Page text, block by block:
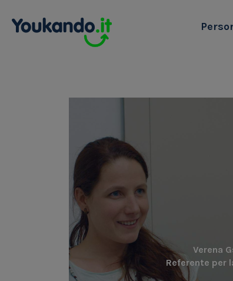
Verena
Referente per